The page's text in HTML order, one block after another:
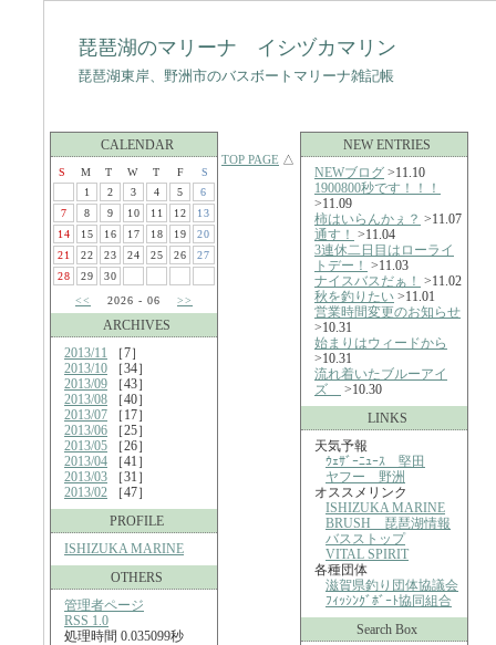
琵琶湖のマリーナ イシヅカマリン
琵琶湖東岸、野洲市のバスボートマリーナ雑記帳
CALENDAR
S M T W T F
S
1
2 3 4 5
6
7
8 9 10 11 12
13
14
15 16 17 18 19
20
21
22 23 24 25 26
27
28
29
30
<<
2026 - 06 >>
ARCHIVES
2013/11 ［7］
2013/10 ［34］
2013/09 ［43］
2013/08 ［40］
2013/07 ［17］
2013/06 ［25］
2013/05 ［26］
2013/04 ［41］
2013/03 ［31］
2013/02 ［47］
PROFILE
ISHIZUKA MARINE
OTHERS
管理者ページ
RSS 1.0
処理時間 0.035099秒
TOP PAGE △
NEW ENTRIES
NEWブログ >11.10
1900800秒です！！！
>11.09
柿はいらんかぇ？ >11.07
通す！ >11.04
3連休二日目はローライ
トデー！ >11.03
ナイスバスだぁ！ >11.02
秋を釣りたい >11.01
営業時間変更のお知らせ
>10.31
始まりはウィードから
>10.31
流れ着いたブルーアイ
ズ
>10.30
LINKS
天気予報
ｳｪｻﾞｰﾆｭｰｽ 堅田
ヤフー 野洲
オススメリンク
ISHIZUKA MARINE
BRUSH 琵琶湖情報
バスストップ
VITAL SPIRIT
各種団体
滋賀県釣り団体協議会
ﾌｨｯｼﾝｸﾞﾎﾞｰﾄ協同組合
Search Box